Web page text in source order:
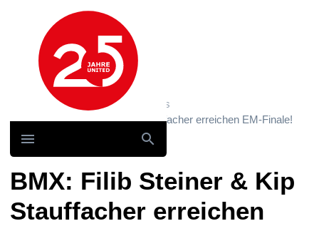
Hauptnavigation
News und Storys / News
BMX: Filib Steiner & Kip Stauffacher erreichen EM-Finale!
BMX: Filib Steiner & Kip
Stauffacher erreichen